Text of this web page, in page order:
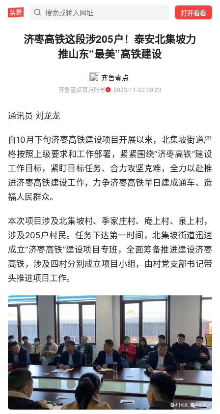
打开看看
济枣高铁这段涉205户！泰安北集坡力
推山东“最美”高铁建设
齐鲁壹点
齐鲁壹点官方账号
  2023-11-22 09:23
通讯员 刘龙龙
自10月下旬济枣高铁建设项目开展以来，北集坡街道严
格按照上级要求和工作部署，紧紧围绕“济枣高铁”建设
工作目标，紧盯目标任务、合力攻坚克难，全力以赴推
进济枣高铁建设工作，力争济枣高铁早日建成通车、造
福人民群众。
本次项目涉及北集坡村、季家庄村、庵上村、泉上村，
涉及205户村民。任务下达第一时间，北集坡街道迅速
成立“济枣高铁”建设项目专班，全面筹备推进建设济枣
高铁，涉及四村分别成立项目小组，由村党支部书记带
头推进项目工作。